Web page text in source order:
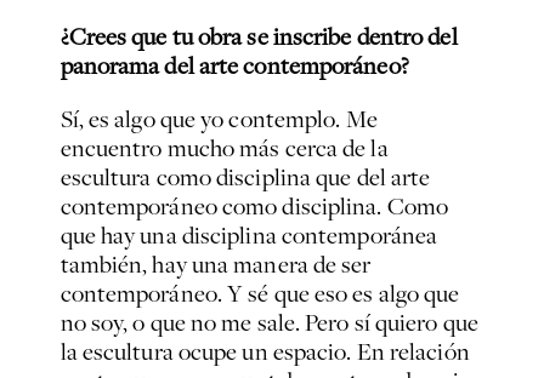
¿Crees que tu obra se inscribe dentro del
panorama del arte contemporáneo?
Sí, es algo que yo contemplo. Me
encuentro mucho más cerca de la
escultura como disciplina que del arte
contemporáneo como disciplina. Como
que hay una disciplina contemporánea
también, hay una manera de ser
contemporáneo. Y sé que eso es algo que
no soy, o que no me sale. Pero sí quiero que
la escultura ocupe un espacio. En relación